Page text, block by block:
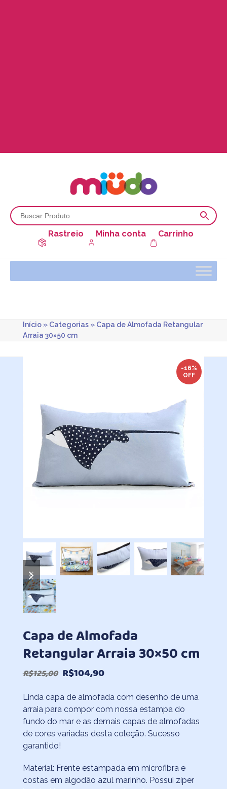
Rastreio Minha conta Carrinho
Início» Categorias» Capa de Almofada Retangular
Arraia 30×50 cm
-16%
OFF
previous
slide
next
slide
Capa de Almofada
Retangular Arraia 30×50 cm
R$125,00 O
original
era:
R$125,00.
R$104,90O
atual
é:
R$104,90.
Linda capa de almofada com desenho de uma
arraia para compor com nossa estampa do
fundo do mar e as demais capas de almofadas
de cores variadas desta coleção. Sucesso
garantido!
Material: Frente estampada em microfibra e
costas em algodão azul marinho. Possui zíper